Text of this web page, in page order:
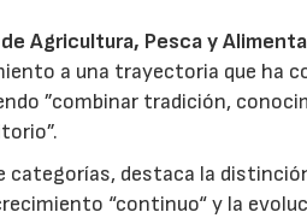
Agricultura, Pesca y
a una trayectoria que ha
”combinar tradición,
categorías, destaca la
“continuo“ y la